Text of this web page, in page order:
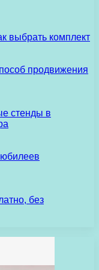
выбрать комплект
продвижения
стенды в
без